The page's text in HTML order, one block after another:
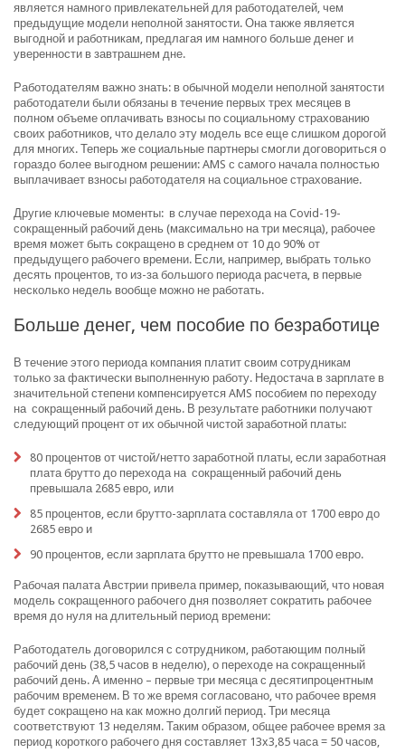
является намного привлекательней для работодателей, чем
предыдущие модели неполной занятости. Она также является
выгодной и работникам, предлагая им намного больше денег и
уверенности в завтрашнем дне.
Работодателям важно знать: в обычной модели неполной занятости
работодатели были обязаны в течение первых трех месяцев в
полном объеме оплачивать взносы по социальному страхованию
своих работников, что делало эту модель все еще слишком дорогой
для многих. Теперь же социальные партнеры смогли договориться о
гораздо более выгодном решении: AMS с самого начала полностью
выплачивает взносы работодателя на социальное страхование.
Другие ключевые моменты: в случае перехода на Covid-19-
сокращенный рабочий день (максимально на три месяца), рабочее
время может быть сокращено в среднем от 10 до 90% от
предыдущего рабочего времени. Если, например, выбрать только
десять процентов, то из-за большого периода расчета, в первые
несколько недель вообще можно не работать.
Больше денег, чем пособие по безработице
В течение этого периода компания платит своим сотрудникам
только за фактически выполненную работу. Недостача в зарплате в
значительной степени компенсируется AMS пособием по переходу
на сокращенный рабочий день. В результате работники получают
следующий процент от их обычной чистой заработной платы:
80 процентов от чистой/нетто заработной платы, если заработная
плата брутто до перехода на сокращенный рабочий день
превышала 2685 евро, или
85 процентов, если брутто-зарплата составляла от 1700 евро до
2685 евро и
90 процентов, если зарплата брутто не превышала 1700 евро.
Рабочая палата Австрии привела пример, показывающий, что новая
модель сокращенного рабочего дня позволяет сократить рабочее
время до нуля на длительный период времени:
Работодатель договорился с сотрудником, работающим полный
рабочий день (38,5 часов в неделю), о переходе на сокращенный
рабочий день. А именно – первые три месяца с десятипроцентным
рабочим временем. В то же время согласовано, что рабочее время
будет сокращено на как можно долгий период. Три месяца
соответствуют 13 неделям. Таким образом, общее рабочее время за
период короткого рабочего дня составляет 13x3,85 часа = 50 часов,